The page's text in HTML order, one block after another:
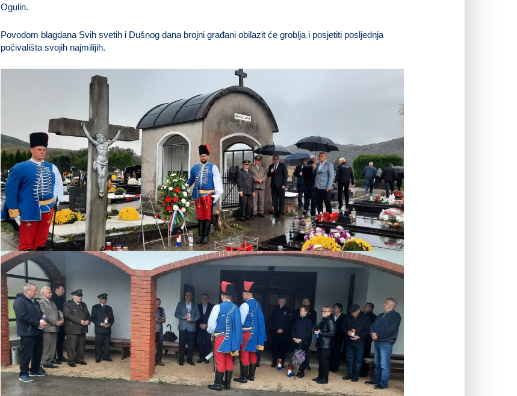
Ogulin.
Povodom blagdana Svih svetih i Dušnog dana brojni građani obilazit će groblja i posjetiti posljednja
počivališta svojih najmilijih.